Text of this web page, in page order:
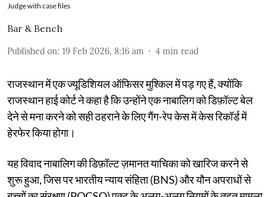
Judge with case files
Bar & Bench
Published on: 19 Feb 2026, 8:16 am 4 min read
राजस्थान में एक ज्यूडिशियल ऑफिसर मुश्किल में पड़ गए हैं, क्योंकि
राजस्थान हाई कोर्ट ने कहा है कि उन्होंने एक नाबालिग को डिफ़ॉल्ट बेल
देने से मना करने को सही ठहराने के लिए गैंग-रेप केस में केस रिकॉर्ड में
हेरफेर किया होगा।
यह विवाद नाबालिग की डिफ़ॉल्ट ज़मानत याचिका को खारिज करने से
शुरू हुआ, जिस पर भारतीय न्याय संहिता (BNS) और यौन अपराधों से